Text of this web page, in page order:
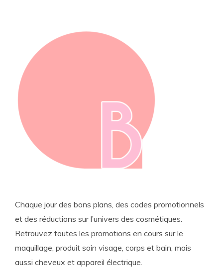
Chaque jour des bons plans, des codes promotionnels
et des réductions sur l’univers des cosmétiques.
Retrouvez toutes les promotions en cours sur le
maquillage, produit soin visage, corps et bain, mais
aussi cheveux et appareil électrique.